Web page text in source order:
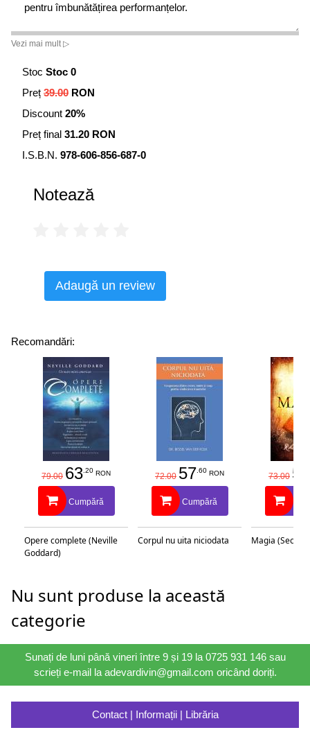
pentru îmbunătățirea performanțelor.
Indiferent că e vorba de ciclism, atletism sau sporturi de
hrănești ca să obții rezultatele pe care le dorești.
Vezi mai mult ▷
Stoc Stoc 0
Preț 39.00 RON
Discount 20%
Preț final 31.20 RON
I.S.B.N. 978-606-856-687-0
Notează
Adaugă un review
Recomandări:
79.00 63.20 RON
Cumpără
Opere complete (Neville
Goddard)
72.00 57.60 RON
Cumpără
Corpul nu uita niciodata
73.00 58
Magia
Nu sunt produse la această
categorie
Sunați de luni până vineri între 9 și 19 la 0725 931 146 sau
scrieți e-mail la adevardivin@gmail.com oricând doriți.
Contact | Informații | Librăria